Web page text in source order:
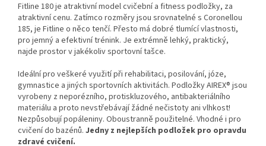
Fitline 180 je atraktivní model cvičební a fitness podložky, za
atraktivní cenu. Zatímco rozměry jsou srovnatelné s Coronellou
185, je Fitline o něco tenčí. Přesto má dobré tlumící vlastnosti,
pro jemný a efektivní trénink. Je extrémně lehký, praktický,
najde prostor v jakékoliv sportovní tašce.
Ideální pro veškeré využití při rehabilitaci, posilování, józe,
gymnastice a jiných sportovních aktivitách. Podložky AIREX® jsou
vyrobeny z neporézního, protiskluzového, antibakteriálního
materiálu a proto nevstřebávají žádné nečistoty ani vlhkost!
Nezpůsobují popáleniny. Oboustranně použitelné. Vhodné i pro
cvičení do bazénů. Jedny z nejlepších podložek pro opravdu
zdravé cvičení.